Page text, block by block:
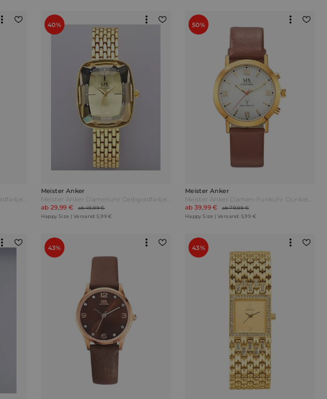
Meister Anker Damenuhr Gelbgoldfarben
40%
Meister Anker
Meister Anker Damenuhr Gelbgoldfarben
ab 29,99 €
ab 49,99 €
Happy Size | Versand: 5,99 €
50%
Meister Anker
Meister Anker Damen-Funkuhr Dunkelbraun
ab 39,99 €
ab 79,99 €
Happy Size | Versand: 5,99 €
43% 43%